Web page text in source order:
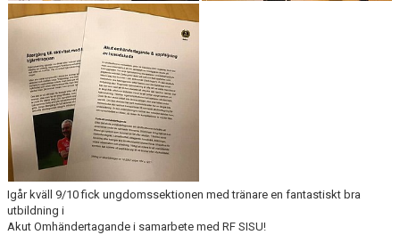
Igår kväll 9/10 fick ungdomssektionen med tränare en fantastiskt bra
utbildning i
Akut Omhändertagande i samarbete med RF SISU!